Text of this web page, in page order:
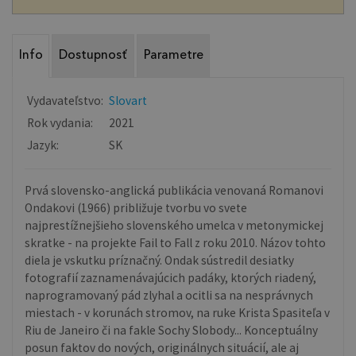
Info Dostupnosť Parametre
Vydavateľstvo: Slovart
Rok vydania:
2021
Jazyk:
SK
Prvá slovensko-anglická publikácia venovaná Romanovi
Ondakovi (1966) približuje tvorbu vo svete
najprestížnejšieho slovenského umelca v metonymickej
skratke - na projekte Fail to Fall z roku 2010. Názov tohto
diela je vskutku príznačný. Ondak sústredil desiatky
fotografií zaznamenávajúcich padáky, ktorých riadený,
naprogramovaný pád zlyhal a ocitli sa na nesprávnych
miestach - v korunách stromov, na ruke Krista Spasiteľa v
Riu de Janeiro či na fakle Sochy Slobody... Konceptuálny
posun faktov do nových, originálnych situácií, ale aj